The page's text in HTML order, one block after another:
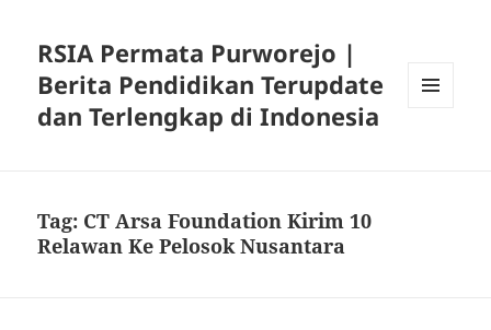
RSIA Permata Purworejo |
Berita Pendidikan Terupdate
dan Terlengkap di Indonesia
Tag: CT Arsa Foundation Kirim 10
Relawan Ke Pelosok Nusantara